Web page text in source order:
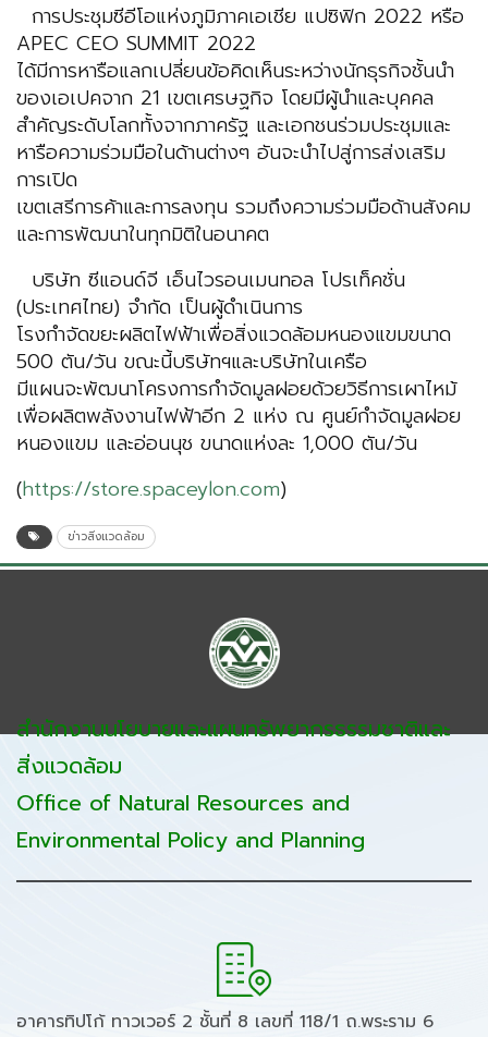
การประชุมซีอีโอแห่งภูมิภาคเอเชีย แปซิฟิก 2022 หรือ
APEC CEO SUMMIT 2022
ได้มีการหารือแลกเปลี่ยนข้อคิดเห็นระหว่างนักธุรกิจชั้นนำ
ของเอเปคจาก 21 เขตเศรษฐกิจ โดยมีผู้นำและบุคคล
สำคัญระดับโลกทั้งจากภาครัฐ และเอกชนร่วมประชุมและ
หารือความร่วมมือในด้านต่างๆ อันจะนำไปสู่การส่งเสริม
การเปิด
เขตเสรีการค้าและการลงทุน รวมถึงความร่วมมือด้านสังคม
และการพัฒนาในทุกมิติในอนาคต
บริษัท ซีแอนด์จี เอ็นไวรอนเมนทอล โปรเท็คชั่น
(ประเทศไทย) จำกัด เป็นผู้ดำเนินการ
โรงกำจัดขยะผลิตไฟฟ้าเพื่อสิ่งแวดล้อมหนองแขมขนาด
500 ตัน/วัน ขณะนี้บริษัทฯและบริษัทในเครือ
มีแผนจะพัฒนาโครงการกำจัดมูลฝอยด้วยวิธีการเผาไหม้
เพื่อผลิตพลังงานไฟฟ้าอีก 2 แห่ง ณ ศูนย์กำจัดมูลฝอย
หนองแขม และอ่อนนุช ขนาดแห่งละ 1,000 ตัน/วัน
(https://store.spaceylon.com)
ข่าวสิ่งแวดล้อม
สำนักงานนโยบายและแผนทรัพยากรธรรมชาติและ
สิ่งแวดล้อม
Office of Natural Resources and
Environmental Policy and Planning
อาคารทิปโก้ ทาวเวอร์ 2 ชั้นที่ 8 เลขที่ 118/1 ถ.พระราม 6